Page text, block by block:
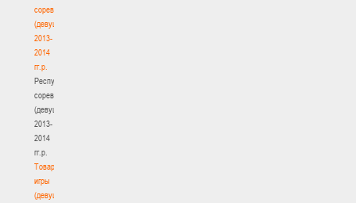
соревнования
(девушки)
2013-
2014
гг.р.
Республиканские
соревнования
(девушки)
2013-
2014
гг.р.
Товарищеские
игры
(девушки)